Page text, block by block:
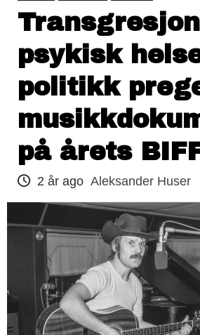
psykisk
politikk
på årets
2 år ago Aleksander Huser